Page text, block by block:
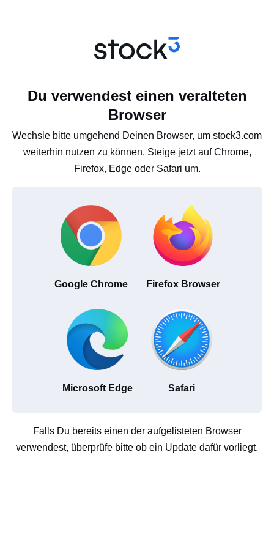
Du verwendest einen veralteten
Browser
Wechsle bitte umgehend Deinen Browser, um stock3.com
weiterhin nutzen zu können. Steige jetzt auf Chrome,
Firefox, Edge oder Safari um.
Google Chrome Firefox Browser
Microsoft Edge Safari
Falls Du bereits einen der aufgelisteten Browser
verwendest, überprüfe bitte ob ein Update dafür vorliegt.